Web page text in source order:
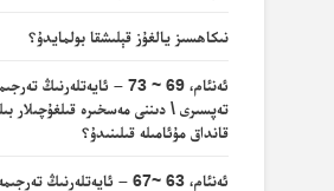
نىكاھسىز يالغۇز قېلىشقا بولمايدۇ؟
ئەنئام، 69 ~ 73 – ئايەتلەرنىڭ
تەپسىرى \ دىننى مەسخىرە قىلغۇچىلار
قانداق مۇئامىلە قىلىنىدۇ؟
ئەنئام، 63 ~67 – ئايەتلەرنىڭ